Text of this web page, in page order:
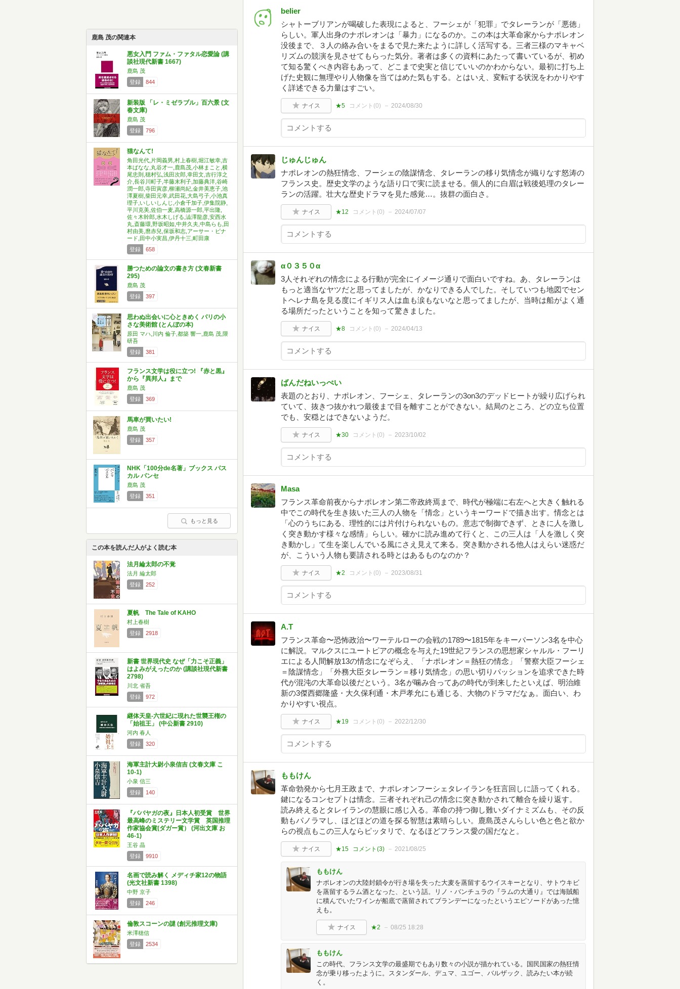
鹿島 茂の関連本
悪女入門 ファム・ファタル恋愛論 (講
談社現代新書 1667)
鹿島 茂
登録
844
新装版 「レ・ミゼラブル」百六景 (文
春文庫)
鹿島 茂
登録
796
猫なんて!
角田光代,片岡義男,村上春樹,堀江敏幸,吉
本ばなな,丸谷才一,鹿島茂,小林まこと,横
尾忠則,穂村弘,浅田次郎,幸田文,吉行淳之
介,長谷川町子,半藤末利子,加藤典洋,谷崎
潤一郎,寺田寅彦,柳瀬尚紀,金井美恵子,池
澤夏樹,柴田元幸,武田花,大島弓子,小池真
理子,いしいしんじ,小倉千加子,伊集院静,
平川克美,佐伯一麦,高橋源一郎,平出隆,
佐々木幹郎,水木しげる,澁澤龍彦,安西水
丸,斎藤環,野坂昭如,中井久夫,中島らも,田
村由美,麿赤兒,保坂和志,アーサー・ビナ
ード,田中小実昌,伊丹十三,町田康
登録
658
勝つための論文の書き方 (文春新書
295)
鹿島 茂
登録
397
思わぬ出会いに心ときめく パリの小
さな美術館 (とんぼの本)
原田 マハ,川内 倫子,都築 響一,鹿島 茂,隈
研吾
登録
381
フランス文学は役に立つ! 『赤と黒』
から『異邦人』まで
鹿島 茂
登録
369
馬車が買いたい!
鹿島 茂
登録
357
NHK「100分de名著」ブックス パス
カル パンセ
鹿島 茂
登録
351
もっと見る
この本を読んだ人がよく読む本
法月綸太郎の不覚
法月 綸太郎
登録
252
夏帆 The Tale of KAHO
村上春樹
登録
2918
新書 世界現代史 なぜ「力こそ正義」
はよみがえったのか (講談社現代新書
2798)
川北 省吾
登録
972
継体天皇-六世紀に現れた世襲王権の
「始祖王」 (中公新書 2910)
河内 春人
登録
320
海軍主計大尉小泉信吉 (文春文庫 こ
10-1)
小泉 信三
登録
140
『ババヤガの夜』日本人初受賞 世界
最高峰のミステリー文学賞 英国推理
作家協会賞(ダガー賞） (河出文庫 お
46-1)
王谷 晶
登録
9910
名画で読み解く メディチ家12の物語
(光文社新書 1398)
中野 京子
登録
246
倫敦スコーンの謎 (創元推理文庫)
米澤穂信
登録
2534
belier
シャトーブリアンが喝破した表現によると、フーシェが「犯罪」でタレーランが「悪徳」
らしい。軍人出身のナポレオンは「暴力」になるのか。この本は大革命家からナポレオン
没後まで、３人の絡み合いをまるで見た来たように詳しく活写する。三者三様のマキャベ
リズムの競演を見させてもらった気分。著者は多くの資料にあたって書いているが、初め
て知る驚くべき内容もあって、どこまで史実と信じていいのかわからない。最初に打ち上
げた史観に無理やり人物像を当てはめた気もする。とはいえ、変転する状況をわかりやす
く詳述できる力量はすごい。
ナイス ★5 コメント(0) 2024/08/30
じゅんじゅん
ナポレオンの熱狂情念、フーシェの陰謀情念、タレーランの移り気情念が織りなす怒涛の
フランス史。歴史文学のような語り口で実に読ませる。個人的に白眉は戦後処理のタレー
ランの活躍。壮大な歴史ドラマを見た感覚…。抜群の面白さ。
ナイス ★12 コメント(0) 2024/07/07
α０３５０α
3人それぞれの情念による行動が完全にイメージ通りで面白いですね。あ、タレーランは
もっと適当なヤツだと思ってましたが、かなりできる人でした。そしていつも地図でセン
トヘレナ島を見る度にイギリス人は血も涙もないなと思ってましたが、当時は船がよく通
る場所だったということを知って驚きました。
ナイス ★8 コメント(0) 2024/04/13
ばんだねいっぺい
表題のとおり、ナポレオン、フーシェ、タレーランの3on3のデッドヒートが繰り広げられ
ていて、抜きつ抜かれつ最後まで目を離すことができない。結局のところ、どの立ち位置
でも、安穏とはできないようだ。
ナイス ★30 コメント(0) 2023/10/02
Masa
フランス革命前夜からナポレオン第二帝政終焉まで、時代が極端に右左へと大きく触れる
中でこの時代を生き抜いた三人の人物を「情念」というキーワードで描き出す。情念とは
「心のうちにある、理性的には片付けられないもの。意志で制御できず、ときに人を激し
く突き動かす様々な感情」らしい。確かに読み進めて行くと、この三人は「人を激しく突
き動かし」て生を楽しんでいる風にさえ見えて来る。突き動かされる他人はえらい迷惑だ
が、こういう人物も要請される時とはあるものなのか？
ナイス ★2 コメント(0) 2023/08/31
A.T
フランス革命〜恐怖政治〜ワーテルローの会戦の1789〜1815年をキーパーソン3名を中心
に解説。マルクスにユートピアの概念を与えた19世紀フランスの思想家シャルル・フーリ
エによる人間解放13の情念になぞらえ、「ナポレオン＝熱狂の情念」「警察大臣フーシェ
＝陰謀情念」「外務大臣タレーラン＝移り気情念」の思い切りパッションを追求できた時
代が混沌の大革命以後だという。3名が噛み合ってあの時代が到来したといえば、明治維
新の3傑西郷隆盛・大久保利通・木戸孝允にも通じる、大物のドラマだなぁ。面白い、わ
かりやすい視点。
ナイス ★19 コメント(0) 2022/12/30
ももけん
革命勃発から七月王政まで、ナポレオンフーシェタレイランを狂言回しに語ってくれる。
鍵になるコンセプトは情念。三者それぞれ己の情念に突き動かされて離合を繰り返す。
読み終えるとタレイランの慧眼に感じ入る。革命の持つ御し難いダイナミズムも、その反
動もパノラマし、ほどほどの道を探る智慧は素晴らしい。鹿島茂さんらしい色と色と欲か
らの視点もこの三人ならピッタリで、なるほどフランス愛の国だなと。
ナイス ★15 コメント(3) 2021/08/25
ももけん
ナポレオンの大陸封鎖令が行き場を失った大麦を蒸留するウイスキーとなり、サトウキビ
を蒸留するラム酒となった、という話。リノ・バンチュラの『ラムの大通り』では海賊船
に積んでいたワインが船底で蒸留されてブランデーになったというエピソードがあった憶
えも。
ナイス ★2 08/25 18:28
ももけん
この時代、フランス文学の最盛期でもあり数々の小説が描かれている。国民国家の熱狂情
念が乗り移ったように。スタンダール、デュマ、ユゴー、バルザック、読みたい本が続
く。